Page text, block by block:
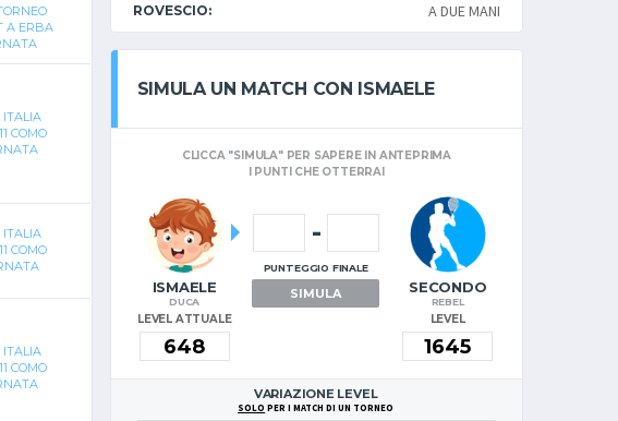
A ERBA
ITALIA
COMO
ITALIA
COMO
ITALIA
COMO
ROVESCIO: A DUE MANI
SIMULA UN MATCH CON ISMAELE
CLICCA "SIMULA" PER SAPERE IN ANTEPRIMA
I PUNTI CHE OTTERRAI
ISMAELE
DUCA
LEVEL ATTUALE
-
PUNTEGGIO FINALE
SIMULA SECONDO
REBEL
LEVEL
VARIAZIONE LEVEL
SOLO PER I MATCH DI UN TORNEO